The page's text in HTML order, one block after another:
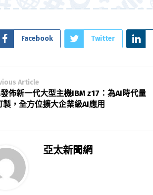
Facebook Twitter
Article
佈新一代大型主機IBM z17：為AI時代量
製，全方位擴大企業級AI應用
亞太新聞網